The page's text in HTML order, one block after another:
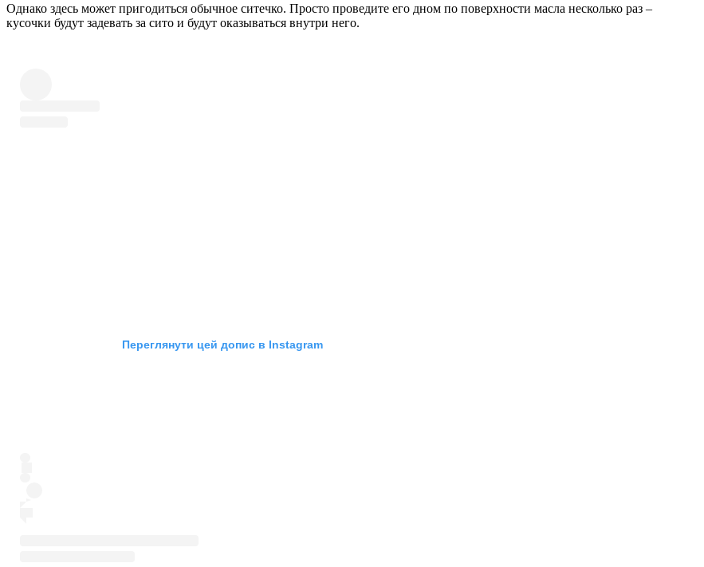
Однако здесь может пригодиться обычное ситечко. Просто проведите его дном по поверхности масла несколько раз –
кусочки будут задевать за сито и будут оказываться внутри него.
Переглянути цей допис в Instagram